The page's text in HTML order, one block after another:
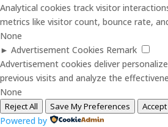
Analytical cookies track visitor
metrics like visitor count, bounce rate,
None
► Advertisement Cookies Remark
Advertisement cookies deliver
previous visits and analyze the
None
Reject All Save My Preferences Accept
Powered by